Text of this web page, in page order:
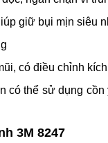
giữ bụi mịn siêu
có điều chỉnh
có thể sử dụng
3M 8247